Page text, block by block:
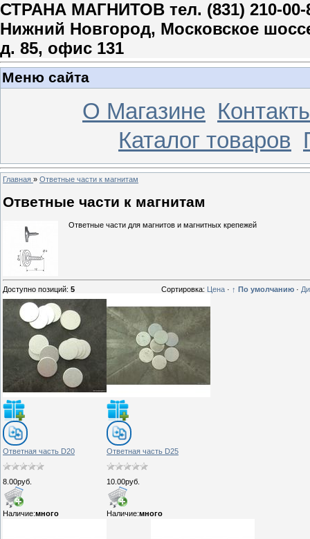
СТРАНА МАГНИТОВ тел. (831) 210-00-
Нижний Новгород, Московское
д. 85, офис 131
Меню сайта
О Магазине
Каталог товаров
Главная » Ответные части к магнитам
Ответные части к магнитам
Ответные части для магнитов и магнитных крепежей
Доступно позиций: 5 Сортировка: Цена · ↑ По умолчанию ·
Ответная часть D20
8.00руб.
Наличие:много
Ответная часть D25
10.00руб.
Наличие:много